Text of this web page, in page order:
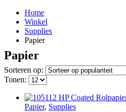
Home
Winkel
Supplies
Papier
Papier
Sorteren op:
Tonen:
Papier, Supplies